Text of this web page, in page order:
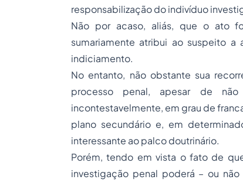
responsabilização do indivíduo
Não por acaso, aliás, que o ato
sumariamente atribui ao suspeito
indiciamento.
No entanto, não obstante sua
processo penal, apesar de
incontestavelmente, em grau de
plano secundário e, em
interessante ao palco doutrinário.
Porém, tendo em vista o fato de
investigação penal poderá – ou